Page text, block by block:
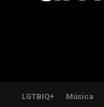
LGTBIQ+ Música